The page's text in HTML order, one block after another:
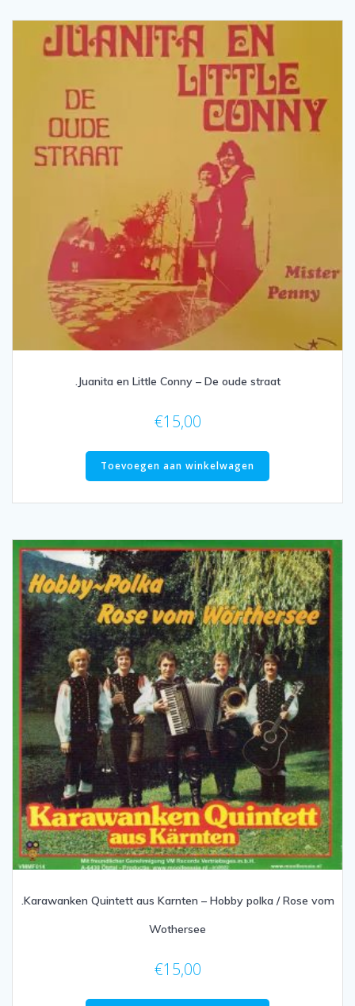
.Juanita en Little Conny – De oude straat
€15,00
Toevoegen aan winkelwagen
.Karawanken Quintett aus Karnten – Hobby polka / Rose vom
Wothersee
€15,00